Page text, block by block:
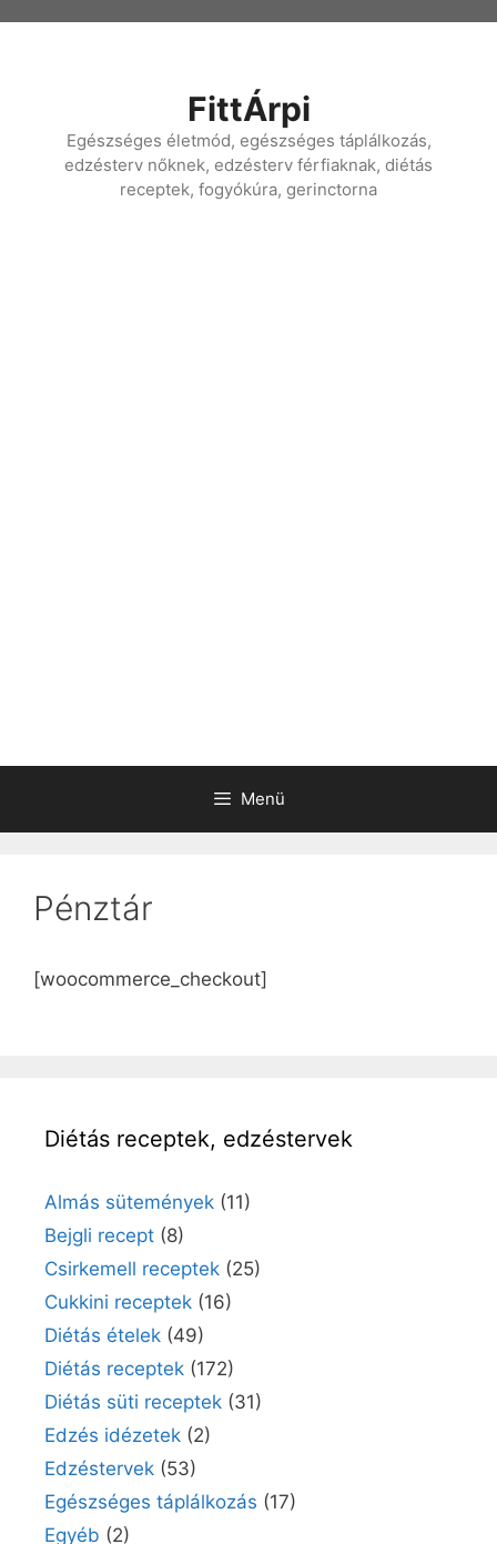
FittÁrpi
Egészséges életmód, egészséges táplálkozás,
edzésterv nőknek, edzésterv férfiaknak, diétás
receptek, fogyókúra, gerinctorna
Menü
Pénztár
[woocommerce_checkout]
Diétás receptek, edzéstervek
Almás sütemények (11)
Bejgli recept (8)
Csirkemell receptek (25)
Cukkini receptek (16)
Diétás ételek (49)
Diétás receptek (172)
Diétás süti receptek (31)
Edzés idézetek (2)
Edzéstervek (53)
Egészséges táplálkozás (17)
Egyéb (2)